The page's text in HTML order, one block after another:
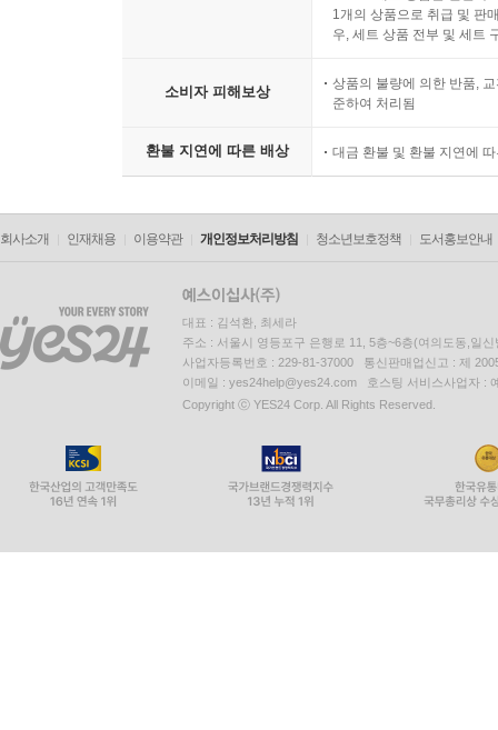
1개의 상품으로 취급 및 판
우, 세트 상품 전부 및 세트
소비자 피해보상
상품의 불량에 의한 반품,
준하여 처리됨
환불 지연에 따른 배상 대금 환불 및 환불 지연에
회사소개 인재채용 이용약관 개인정보처리방침 청소년보호정책 도서홍보안내
대표 : 김석환, 최세라
주소 : 서울시 영등포구 은행로 11, 5층~6층(여의도동,일신
사업자등록번호 : 229-81-37000 통신판매업신고 : 제
이메일 : yes24help@yes24.com 호스팅 서비스사업자 :
Copyright ⓒ YES24 Corp. All Rights Reserved.